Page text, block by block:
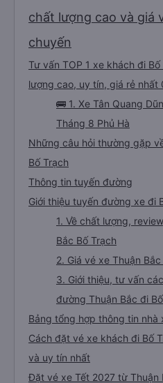
chất lượng cao và giá
chuyến
Tư vấn TOP 1 xe khách đi
lượng cao, uy tín, giá rẻ nhất
🚌 1. Xe Tân Quang
Tháng 8 Phủ Hà
Những câu hỏi thường gặp
Bố Trạch
Thông tin tuyến đường
Giới thiệu tuyến đường xe đi
1. Về chất lượng,
Bắc Bố Trạch
2. Giá vé xe Thuận
3. Giới thiệu, tư vấn
đường Thuận Bắc đi
Bảng tổng hợp thông tin nhà
Cách đặt vé xe khách đi Bố
và uy tín nhất
Đặt vé xe Tết 2027 từ Thuận